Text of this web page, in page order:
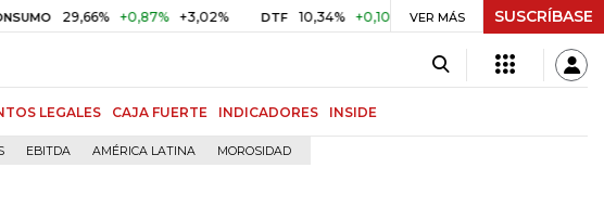
29,66% +0,87% +3,02% DTF 10,34% +0,10% +0,98% UVR $ 416,86 +$ 0,05
VER MÁS SUSCRÍBASE
LEGALES CAJA FUERTE INDICADORES INSIDE
EBITDA AMÉRICA LATINA MOROSIDAD